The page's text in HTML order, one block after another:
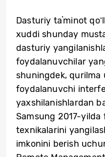
Dasturiy taʼminot
xuddi shunday
dasturiy
foydalanuvchilar
shuningdek, qurilma
foydalanuvchi
yaxshilanishlardan
Samsung 2017-yilda
texnikalarini
imkonini berish